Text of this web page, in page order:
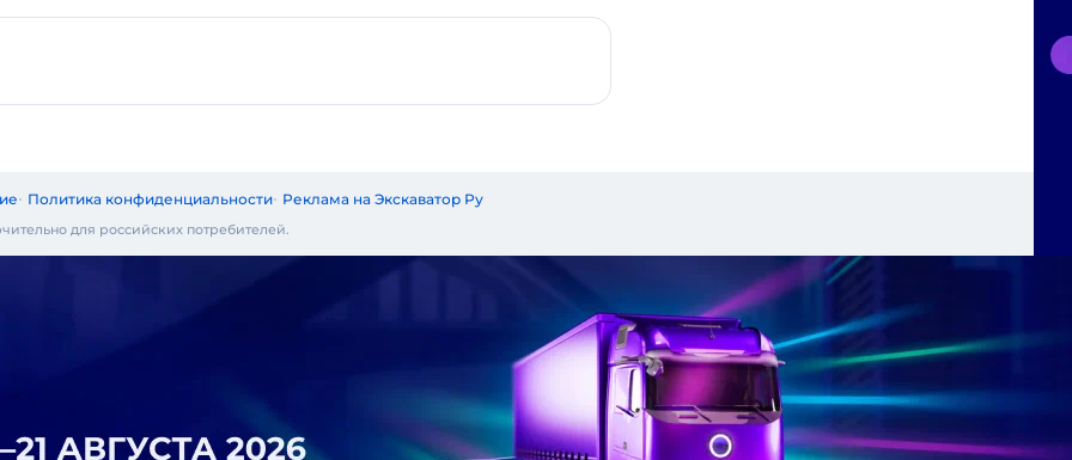
Политика конфиденциальности Реклама на Экскаватор Ру
для российских потребителей.